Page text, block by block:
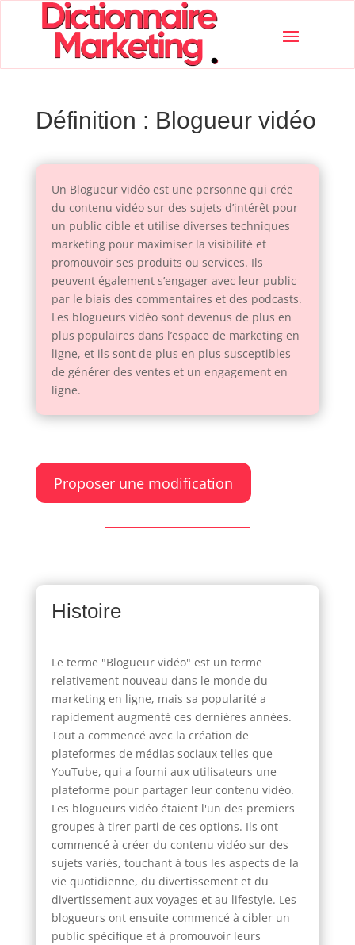
Définition : Blogueur vidéo
Un Blogueur vidéo est une personne qui crée
du contenu vidéo sur des sujets d’intérêt pour
un public cible et utilise diverses techniques
marketing pour maximiser la visibilité et
promouvoir ses produits ou services. Ils
peuvent également s’engager avec leur public
par le biais des commentaires et des podcasts.
Les blogueurs vidéo sont devenus de plus en
plus populaires dans l’espace de marketing en
ligne, et ils sont de plus en plus susceptibles
de générer des ventes et un engagement en
ligne.
Proposer une modification
Histoire
Le terme "Blogueur vidéo" est un terme
relativement nouveau dans le monde du
marketing en ligne, mais sa popularité a
rapidement augmenté ces dernières années.
Tout a commencé avec la création de
plateformes de médias sociaux telles que
YouTube, qui a fourni aux utilisateurs une
plateforme pour partager leur contenu vidéo.
Les blogueurs vidéo étaient l'un des premiers
groupes à tirer parti de ces options. Ils ont
commencé à créer du contenu vidéo sur des
sujets variés, touchant à tous les aspects de la
vie quotidienne, du divertissement et du
divertissement aux voyages et au lifestyle. Les
blogueurs ont ensuite commencé à cibler un
public spécifique et à promouvoir leurs